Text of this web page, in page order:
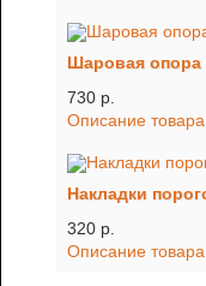
Шаровая опора
730 p.
Описание товара
Накладки
320 p.
Описание товара